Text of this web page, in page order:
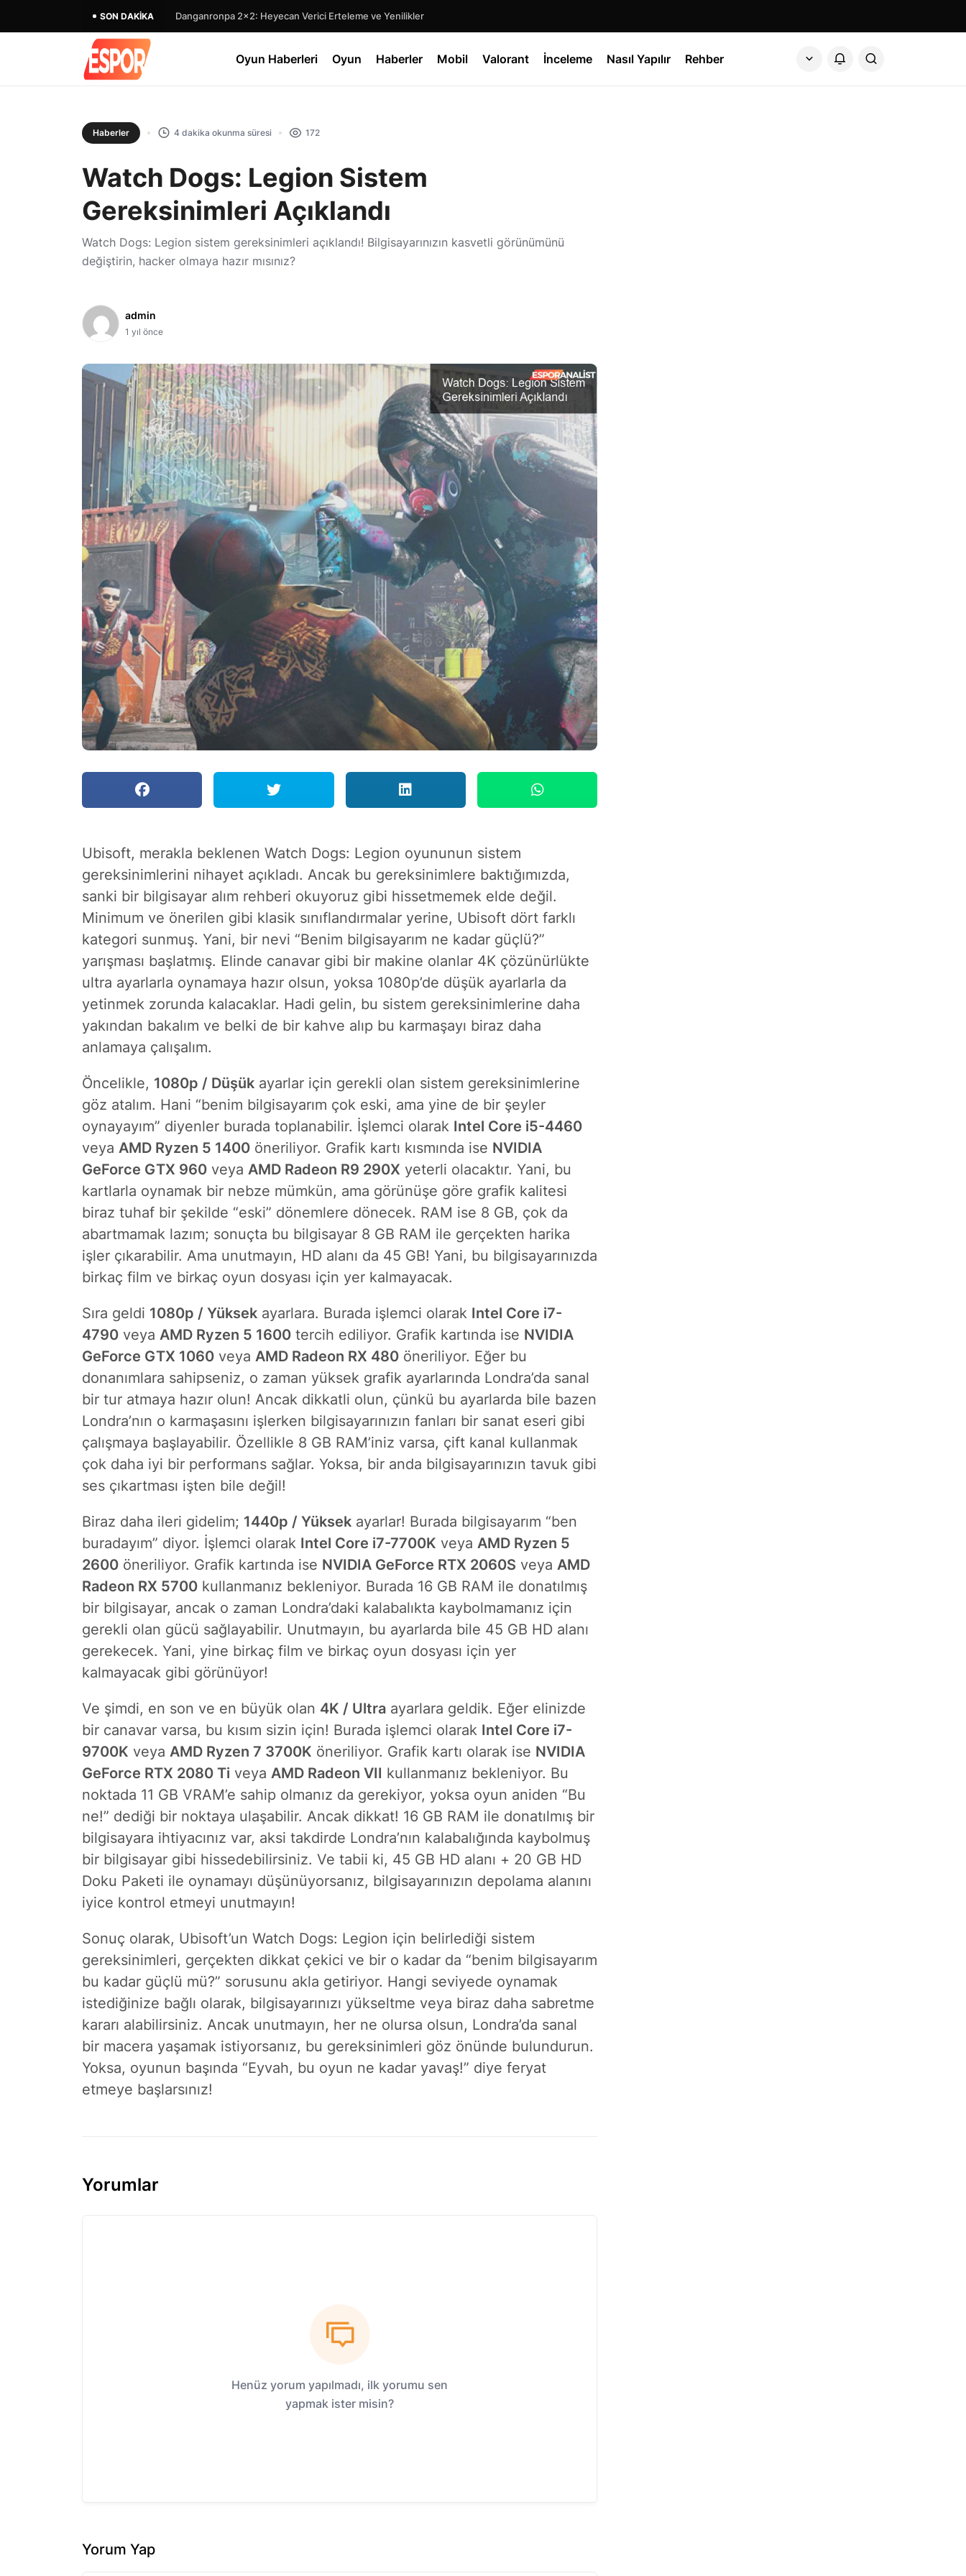
SON DAKIKA Danganronpa 2×2: Heyecan Verici Erteleme ve Yenilikler
Oyun Haberleri Oyun Haberler Mobil Valorant İnceleme Nasıl Yapılır Rehber
Haberler 4 dakika okunma süresi 172
Watch Dogs: Legion Sistem
Gereksinimleri Açıklandı
Watch Dogs: Legion sistem gereksinimleri açıklandı! Bilgisayarınızın kasvetli görünümünü
değiştirin, hacker olmaya hazır mısınız?
admin
1 yıl önce
Ubisoft, merakla beklenen Watch Dogs: Legion oyununun sistem
gereksinimlerini nihayet açıkladı. Ancak bu gereksinimlere baktığımızda,
sanki bir bilgisayar alım rehberi okuyoruz gibi hissetmemek elde değil.
Minimum ve önerilen gibi klasik sınıflandırmalar yerine, Ubisoft dört farklı
kategori sunmuş. Yani, bir nevi “Benim bilgisayarım ne kadar güçlü?”
yarışması başlatmış. Elinde canavar gibi bir makine olanlar 4K çözünürlükte
ultra ayarlarla oynamaya hazır olsun, yoksa 1080p’de düşük ayarlarla da
yetinmek zorunda kalacaklar. Hadi gelin, bu sistem gereksinimlerine daha
yakından bakalım ve belki de bir kahve alıp bu karmaşayı biraz daha
anlamaya çalışalım.
Öncelikle, 1080p / Düşük ayarlar için gerekli olan sistem gereksinimlerine
göz atalım. Hani “benim bilgisayarım çok eski, ama yine de bir şeyler
oynayayım” diyenler burada toplanabilir. İşlemci olarak Intel Core i5-4460
veya AMD Ryzen 5 1400 öneriliyor. Grafik kartı kısmında ise NVIDIA
GeForce GTX 960 veya AMD Radeon R9 290X yeterli olacaktır. Yani, bu
kartlarla oynamak bir nebze mümkün, ama görünüşe göre grafik kalitesi
biraz tuhaf bir şekilde “eski” dönemlere dönecek. RAM ise 8 GB, çok da
abartmamak lazım; sonuçta bu bilgisayar 8 GB RAM ile gerçekten harika
işler çıkarabilir. Ama unutmayın, HD alanı da 45 GB! Yani, bu bilgisayarınızda
birkaç film ve birkaç oyun dosyası için yer kalmayacak.
Sıra geldi 1080p / Yüksek ayarlara. Burada işlemci olarak Intel Core i7-
4790 veya AMD Ryzen 5 1600 tercih ediliyor. Grafik kartında ise NVIDIA
GeForce GTX 1060 veya AMD Radeon RX 480 öneriliyor. Eğer bu
donanımlara sahipseniz, o zaman yüksek grafik ayarlarında Londra’da sanal
bir tur atmaya hazır olun! Ancak dikkatli olun, çünkü bu ayarlarda bile bazen
Londra’nın o karmaşasını işlerken bilgisayarınızın fanları bir sanat eseri gibi
çalışmaya başlayabilir. Özellikle 8 GB RAM’iniz varsa, çift kanal kullanmak
çok daha iyi bir performans sağlar. Yoksa, bir anda bilgisayarınızın tavuk gibi
ses çıkartması işten bile değil!
Biraz daha ileri gidelim; 1440p / Yüksek ayarlar! Burada bilgisayarım “ben
buradayım” diyor. İşlemci olarak Intel Core i7-7700K veya AMD Ryzen 5
2600 öneriliyor. Grafik kartında ise NVIDIA GeForce RTX 2060S veya AMD
Radeon RX 5700 kullanmanız bekleniyor. Burada 16 GB RAM ile donatılmış
bir bilgisayar, ancak o zaman Londra’daki kalabalıkta kaybolmamanız için
gerekli olan gücü sağlayabilir. Unutmayın, bu ayarlarda bile 45 GB HD alanı
gerekecek. Yani, yine birkaç film ve birkaç oyun dosyası için yer
kalmayacak gibi görünüyor!
Ve şimdi, en son ve en büyük olan 4K / Ultra ayarlara geldik. Eğer elinizde
bir canavar varsa, bu kısım sizin için! Burada işlemci olarak Intel Core i7-
9700K veya AMD Ryzen 7 3700K öneriliyor. Grafik kartı olarak ise NVIDIA
GeForce RTX 2080 Ti veya AMD Radeon VII kullanmanız bekleniyor. Bu
noktada 11 GB VRAM’e sahip olmanız da gerekiyor, yoksa oyun aniden “Bu
ne!” dediği bir noktaya ulaşabilir. Ancak dikkat! 16 GB RAM ile donatılmış bir
bilgisayara ihtiyacınız var, aksi takdirde Londra’nın kalabalığında kaybolmuş
bir bilgisayar gibi hissedebilirsiniz. Ve tabii ki, 45 GB HD alanı + 20 GB HD
Doku Paketi ile oynamayı düşünüyorsanız, bilgisayarınızın depolama alanını
iyice kontrol etmeyi unutmayın!
Sonuç olarak, Ubisoft’un Watch Dogs: Legion için belirlediği sistem
gereksinimleri, gerçekten dikkat çekici ve bir o kadar da “benim bilgisayarım
bu kadar güçlü mü?” sorusunu akla getiriyor. Hangi seviyede oynamak
istediğinize bağlı olarak, bilgisayarınızı yükseltme veya biraz daha sabretme
kararı alabilirsiniz. Ancak unutmayın, her ne olursa olsun, Londra’da sanal
bir macera yaşamak istiyorsanız, bu gereksinimleri göz önünde bulundurun.
Yoksa, oyunun başında “Eyvah, bu oyun ne kadar yavaş!” diye feryat
etmeye başlarsınız!
Yorumlar
Henüz yorum yapılmadı, ilk yorumu sen
yapmak ister misin?
Yorum Yap